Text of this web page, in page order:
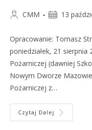
CMM 13
Opracowanie: Tomasz
poniedziałek, 21
Pożarniczej (dawniej
Nowym Dworze
Pożarniczej z…
Czytaj Dalej